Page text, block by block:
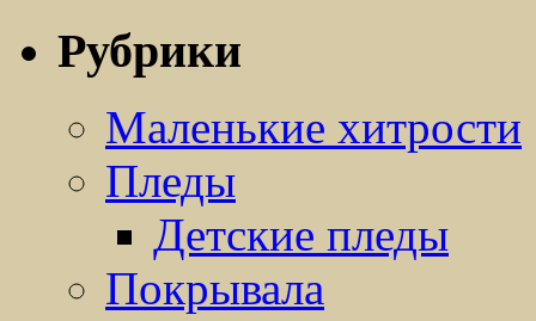
Рубрики
Маленькие хитрости
Пледы
Детские пледы
Покрывала